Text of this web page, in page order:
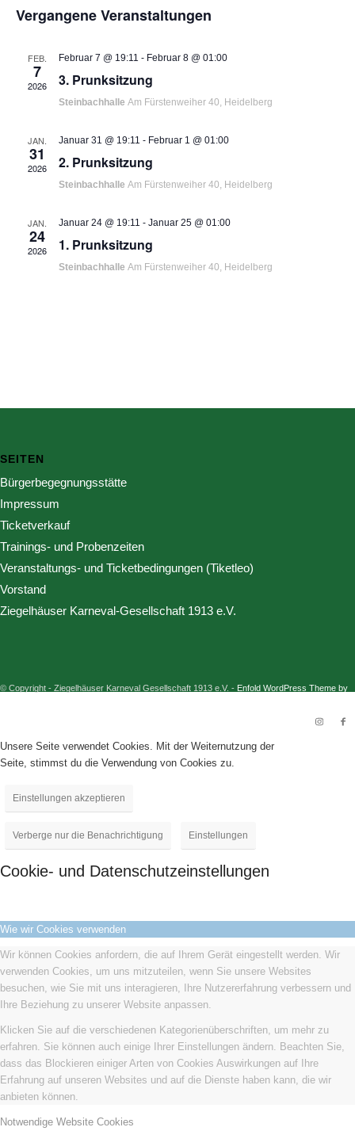
wählen.
Vergangene Veranstaltungen
FEB.
7
2026
Februar 7 @ 19:11 - Februar 8 @ 01:00
3. Prunksitzung
Steinbachhalle Am Fürstenweiher 40, Heidelberg
JAN.
31
2026
Januar 31 @ 19:11 - Februar 1 @ 01:00
2. Prunksitzung
Steinbachhalle Am Fürstenweiher 40, Heidelberg
JAN.
24
2026
Januar 24 @ 19:11 - Januar 25 @ 01:00
1. Prunksitzung
Steinbachhalle Am Fürstenweiher 40, Heidelberg
SEITEN
Bürgerbegegnungsstätte
Impressum
Ticketverkauf
Trainings- und Probenzeiten
Veranstaltungs- und Ticketbedingungen (Tiketleo)
Vorstand
Ziegelhäuser Karneval-Gesellschaft 1913 e.V.
© Copyright - Ziegelhäuser Karneval Gesellschaft 1913 e.V. - Enfold WordPress Theme by
Unsere Seite verwendet Cookies. Mit der Weiternutzung der
Seite, stimmst du die Verwendung von Cookies zu.
Einstellungen akzeptieren
Verberge nur die Benachrichtigung Einstellungen
Cookie- und Datenschutzeinstellungen
Wie wir Cookies verwenden
Wir können Cookies anfordern, die auf Ihrem Gerät eingestellt werden. Wir
verwenden Cookies, um uns mitzuteilen, wenn Sie unsere Websites
besuchen, wie Sie mit uns interagieren, Ihre Nutzererfahrung verbessern und
Ihre Beziehung zu unserer Website anpassen.
Klicken Sie auf die verschiedenen Kategorienüberschriften, um mehr zu
erfahren. Sie können auch einige Ihrer Einstellungen ändern. Beachten Sie,
dass das Blockieren einiger Arten von Cookies Auswirkungen auf Ihre
Erfahrung auf unseren Websites und auf die Dienste haben kann, die wir
anbieten können.
Notwendige Website Cookies